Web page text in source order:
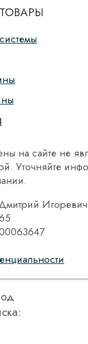
на сайте не
Уточняйте
Игоревич